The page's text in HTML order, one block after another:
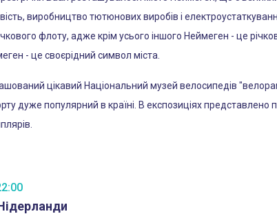
виробництво тютюнових виробів і
флоту, адже крім усього іншого Неймеген - це
- це своєрідний символ міста.
цікавий Національний музей велосипедів
дуже популярний в країні. В експозиціях